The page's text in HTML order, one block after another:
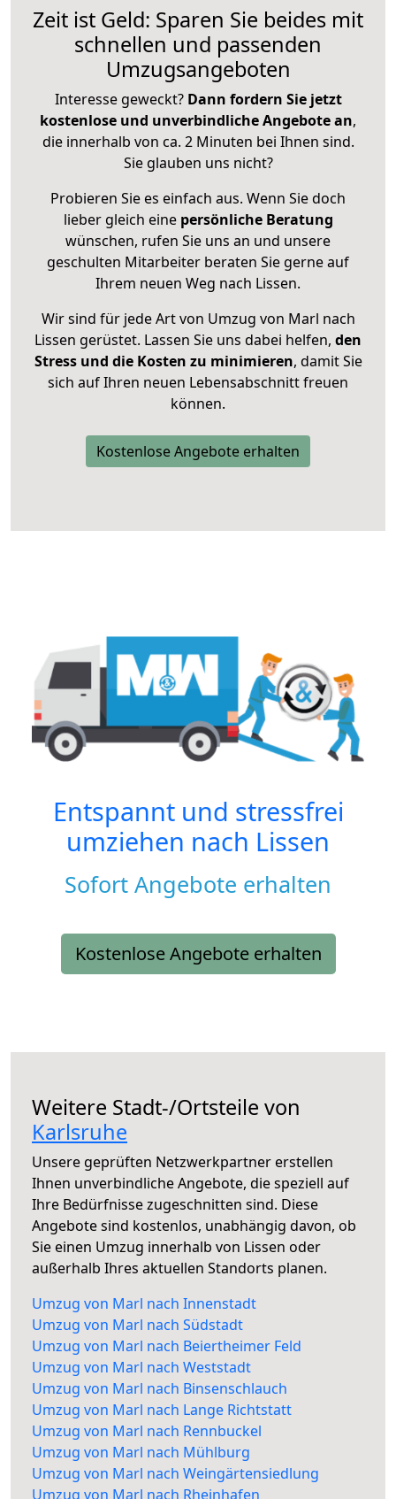
Zeit ist Geld: Sparen Sie beides mit
schnellen und passenden
Umzugsangeboten
Interesse geweckt? Dann fordern Sie jetzt
kostenlose und unverbindliche Angebote an,
die innerhalb von ca. 2 Minuten bei Ihnen sind.
Sie glauben uns nicht?
Probieren Sie es einfach aus. Wenn Sie doch
lieber gleich eine persönliche Beratung
wünschen, rufen Sie uns an und unsere
geschulten Mitarbeiter beraten Sie gerne auf
Ihrem neuen Weg nach Lissen.
Wir sind für jede Art von Umzug von Marl nach
Lissen gerüstet. Lassen Sie uns dabei helfen, den
Stress und die Kosten zu minimieren, damit Sie
sich auf Ihren neuen Lebensabschnitt freuen
können.
Kostenlose Angebote erhalten
Entspannt und stressfrei
umziehen nach Lissen
Sofort Angebote erhalten
Kostenlose Angebote erhalten
Weitere Stadt-/Ortsteile von
Karlsruhe
Unsere geprüften Netzwerkpartner erstellen
Ihnen unverbindliche Angebote, die speziell auf
Ihre Bedürfnisse zugeschnitten sind. Diese
Angebote sind kostenlos, unabhängig davon, ob
Sie einen Umzug innerhalb von Lissen oder
außerhalb Ihres aktuellen Standorts planen.
Umzug von Marl nach Innenstadt
Umzug von Marl nach Südstadt
Umzug von Marl nach Beiertheimer Feld
Umzug von Marl nach Weststadt
Umzug von Marl nach Binsenschlauch
Umzug von Marl nach Lange Richtstatt
Umzug von Marl nach Rennbuckel
Umzug von Marl nach Mühlburg
Umzug von Marl nach Weingärtensiedlung
Umzug von Marl nach Rheinhafen